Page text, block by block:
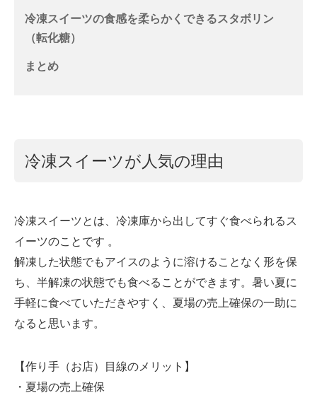
冷凍スイーツの食感を柔らかくできるスタボリン
（転化糖）
まとめ
冷凍スイーツが人気の理由
冷凍スイーツとは、冷凍庫から出してすぐ食べられるス
イーツのことです 。
解凍した状態でもアイスのように溶けることなく形を保
ち、半解凍の状態でも食べることができます。暑い夏に
手軽に食べていただきやすく、夏場の売上確保の一助に
なると思います。
【作り手（お店）目線のメリット】
・夏場の売上確保